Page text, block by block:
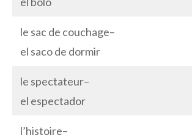
le sac de couchage–
el saco de dormir
le spectateur–
el espectador
l’histoire–